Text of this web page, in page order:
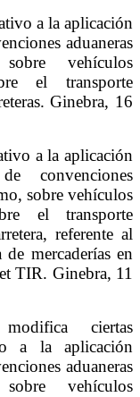
a la aplicación
aduaneras
vehículos
el transporte
Ginebra, 16
a la aplicación
convenciones
sobre vehículos
el transporte
referente al
mercaderías en
TIR. Ginebra, 11
ciertas
a la aplicación
aduaneras
vehículos